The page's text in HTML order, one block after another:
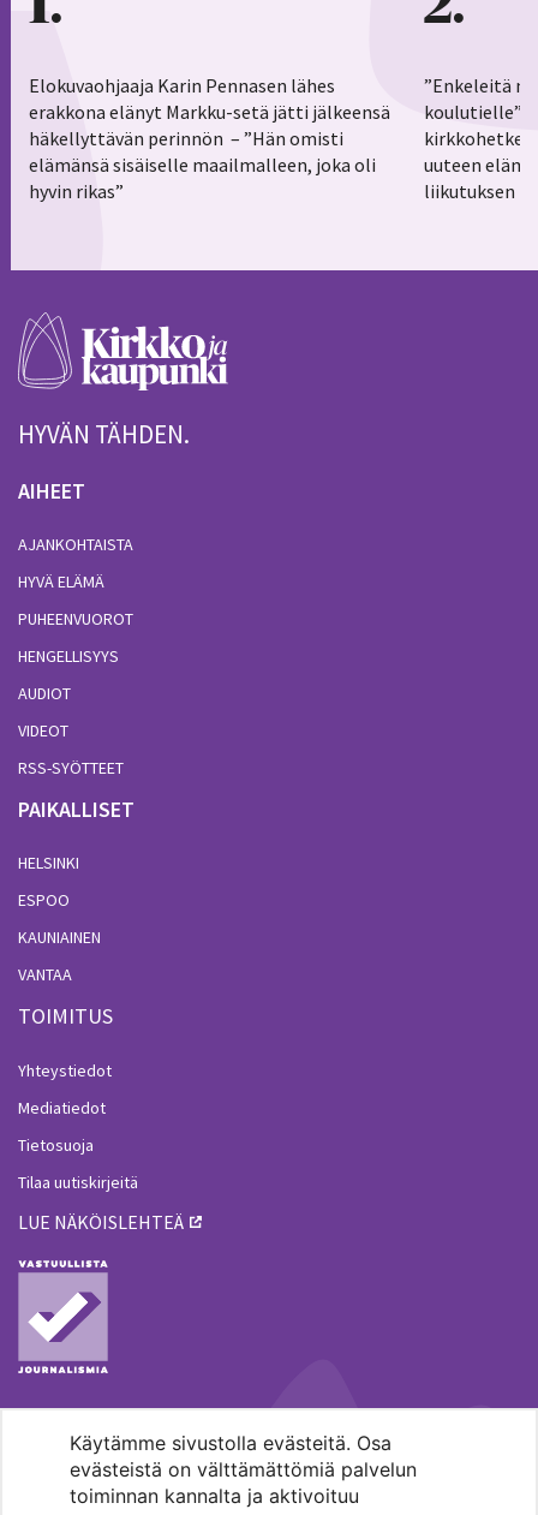
Käytämme sivustolla evästeitä. Osa
evästeistä on välttämättömiä palvelun
toiminnan kannalta ja aktivoituu
Elokuvaohjaaja Karin Pennasen lähes
erakkona elänyt Markku-setä jätti jälkeensä
häkellyttävän perinnön – ”Hän omisti
elämänsä sisäiselle maailmalleen, joka oli
hyvin rikas”
”Enkeleitä
koulutielle”–
uuteen
liikutuksen
HYVÄN TÄHDEN.
AIHEET
AJANKOHTAISTA
HYVÄ ELÄMÄ
PUHEENVUOROT
HENGELLISYYS
AUDIOT
VIDEOT
RSS-SYÖTTEET
PAIKALLISET
HELSINKI
ESPOO
KAUNIAINEN
VANTAA
TOIMITUS
Yhteystiedot
Mediatiedot
Tietosuoja
Tilaa uutiskirjeitä
LUE NÄKÖISLEHTEÄ
MENOHAKU